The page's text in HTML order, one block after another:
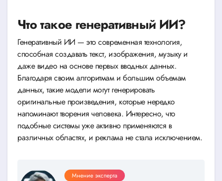
Что такое генеративный ИИ?
Генеративный ИИ — это современная технология,
способная создавать текст, изображения, музыку и
даже видео на основе первых вводных данных.
Благодаря своим алгоритмам и большим объемам
данных, такие модели могут генерировать
оригинальные произведения, которые нередко
напоминают творения человека. Интересно, что
подобные системы уже активно применяются в
различных областях, и реклама не стала исключением.
Мнение эксперта